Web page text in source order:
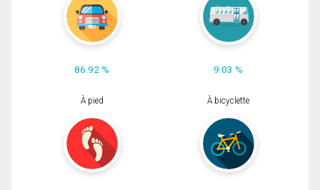
86.92 % 9.03 %
À pied À bicyclette